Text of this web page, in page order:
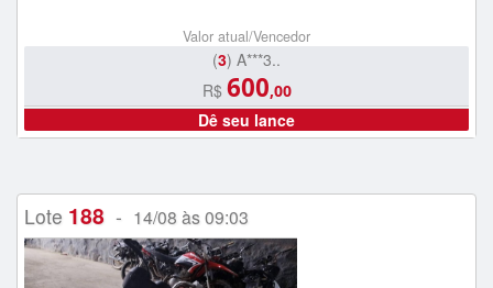
Valor atual/Vencedor
(3) A***3..
R$ 600,00
Dê seu lance
Lote 188 - 14/08 às 09:03